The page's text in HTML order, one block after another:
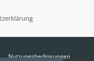
Nutzungsbedingungen